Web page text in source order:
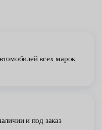
всех марок
и под заказ